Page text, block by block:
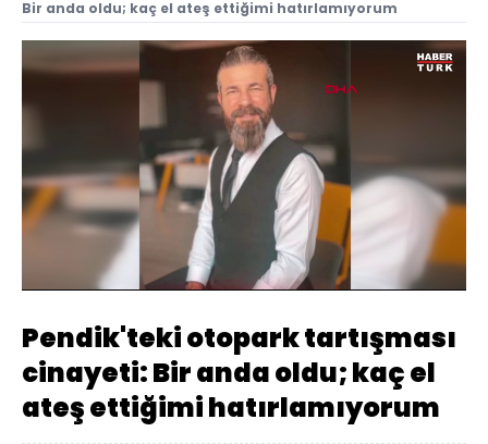
Bir anda oldu; kaç el ateş ettiğimi hatırlamıyorum
Sesi
Aç
Yüklendi:
Oynatma
Hızı
Pendik'teki otopark tartışması
cinayeti: Bir anda oldu; kaç el
ateş ettiğimi hatırlamıyorum